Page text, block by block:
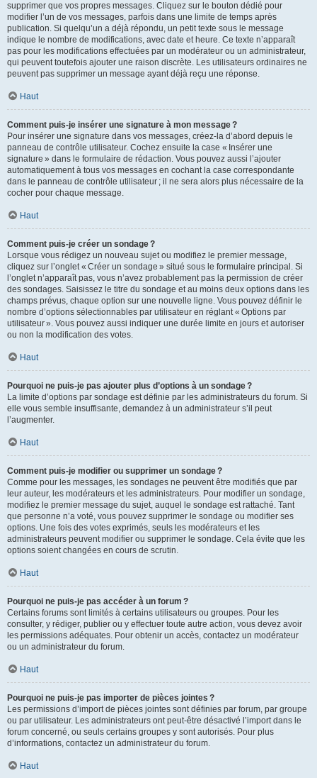
supprimer que vos propres messages. Cliquez sur le bouton dédié pour
modifier l’un de vos messages, parfois dans une limite de temps après
publication. Si quelqu’un a déjà répondu, un petit texte sous le message
indique le nombre de modifications, avec date et heure. Ce texte n’apparaît
pas pour les modifications effectuées par un modérateur ou un administrateur,
qui peuvent toutefois ajouter une raison discrète. Les utilisateurs ordinaires ne
peuvent pas supprimer un message ayant déjà reçu une réponse.
Haut
Comment puis-je insérer une signature à mon message ?
Pour insérer une signature dans vos messages, créez-la d’abord depuis le
panneau de contrôle utilisateur. Cochez ensuite la case « Insérer une
signature » dans le formulaire de rédaction. Vous pouvez aussi l’ajouter
automatiquement à tous vos messages en cochant la case correspondante
dans le panneau de contrôle utilisateur ; il ne sera alors plus nécessaire de la
cocher pour chaque message.
Haut
Comment puis-je créer un sondage ?
Lorsque vous rédigez un nouveau sujet ou modifiez le premier message,
cliquez sur l’onglet « Créer un sondage » situé sous le formulaire principal. Si
l’onglet n’apparaît pas, vous n’avez probablement pas la permission de créer
des sondages. Saisissez le titre du sondage et au moins deux options dans les
champs prévus, chaque option sur une nouvelle ligne. Vous pouvez définir le
nombre d’options sélectionnables par utilisateur en réglant « Options par
utilisateur ». Vous pouvez aussi indiquer une durée limite en jours et autoriser
ou non la modification des votes.
Haut
Pourquoi ne puis-je pas ajouter plus d’options à un sondage ?
La limite d’options par sondage est définie par les administrateurs du forum. Si
elle vous semble insuffisante, demandez à un administrateur s’il peut
l’augmenter.
Haut
Comment puis-je modifier ou supprimer un sondage ?
Comme pour les messages, les sondages ne peuvent être modifiés que par
leur auteur, les modérateurs et les administrateurs. Pour modifier un sondage,
modifiez le premier message du sujet, auquel le sondage est rattaché. Tant
que personne n’a voté, vous pouvez supprimer le sondage ou modifier ses
options. Une fois des votes exprimés, seuls les modérateurs et les
administrateurs peuvent modifier ou supprimer le sondage. Cela évite que les
options soient changées en cours de scrutin.
Haut
Pourquoi ne puis-je pas accéder à un forum ?
Certains forums sont limités à certains utilisateurs ou groupes. Pour les
consulter, y rédiger, publier ou y effectuer toute autre action, vous devez avoir
les permissions adéquates. Pour obtenir un accès, contactez un modérateur
ou un administrateur du forum.
Haut
Pourquoi ne puis-je pas importer de pièces jointes ?
Les permissions d’import de pièces jointes sont définies par forum, par groupe
ou par utilisateur. Les administrateurs ont peut-être désactivé l’import dans le
forum concerné, ou seuls certains groupes y sont autorisés. Pour plus
d’informations, contactez un administrateur du forum.
Haut